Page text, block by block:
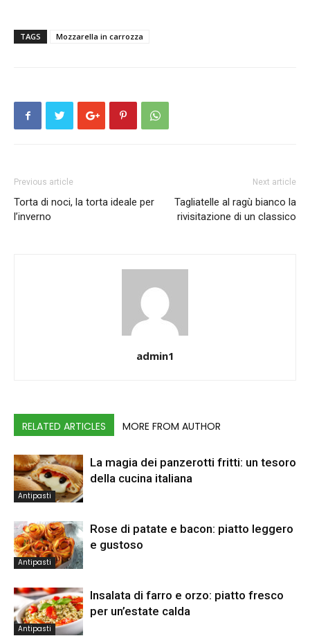
TAGS Mozzarella in carrozza
Previous article
Torta di noci, la torta ideale per
l’inverno
Next article
Tagliatelle al ragù bianco la
rivisitazione di un classico
admin1
RELATED ARTICLES MORE FROM AUTHOR
Antipasti
La magia dei panzerotti fritti: un tesoro
della cucina italiana
Antipasti
Rose di patate e bacon: piatto leggero
e gustoso
Antipasti
Insalata di farro e orzo: piatto fresco
per un’estate calda